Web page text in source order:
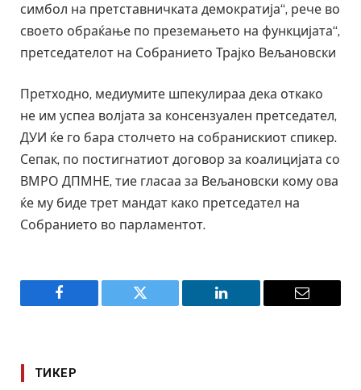
симбол на претставничката демократија“, рече во
своето обраќање по преземањето на функцијата“,
претседателот на Собранието Трајко Вељановски
Претходно, медиумите шпекулираа дека откако
не им успеа волјата за консензуален претседател,
ДУИ ќе го бара столчето на собранискиот спикер.
Сепак, по постигнатиот договор за коалицијата со
ВМРО ДПМНЕ, тие гласаа за Вељановски кому ова
ќе му биде трет мандат како претседател на
Собранието во парламентот.
Facebook Twitter LinkedIn Email
ТИКЕР